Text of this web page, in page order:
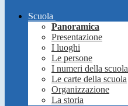
Scuola
Panoramica
Presentazione
I luoghi
Le persone
I numeri della scuola
Le carte della scuola
Organizzazione
La storia